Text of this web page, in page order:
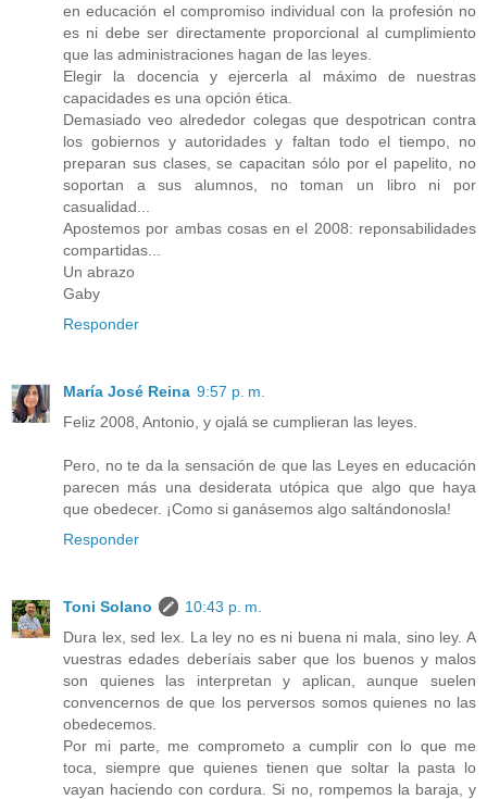
en educación el compromiso individual con la profesión no
es ni debe ser directamente proporcional al cumplimiento
que las administraciones hagan de las leyes.
Elegir la docencia y ejercerla al máximo de nuestras
capacidades es una opción ética.
Demasiado veo alrededor colegas que despotrican contra
los gobiernos y autoridades y faltan todo el tiempo, no
preparan sus clases, se capacitan sólo por el papelito, no
soportan a sus alumnos, no toman un libro ni por
casualidad...
Apostemos por ambas cosas en el 2008: reponsabilidades
compartidas...
Un abrazo
Gaby
Responder
María José Reina 9:57 p. m.
Feliz 2008, Antonio, y ojalá se cumplieran las leyes.
Pero, no te da la sensación de que las Leyes en educación
parecen más una desiderata utópica que algo que haya
que obedecer. ¡Como si ganásemos algo saltándonosla!
Responder
Toni Solano
10:43 p. m.
Dura lex, sed lex. La ley no es ni buena ni mala, sino ley. A
vuestras edades deberíais saber que los buenos y malos
son quienes las interpretan y aplican, aunque suelen
convencernos de que los perversos somos quienes no las
obedecemos.
Por mi parte, me comprometo a cumplir con lo que me
toca, siempre que quienes tienen que soltar la pasta lo
vayan haciendo con cordura. Si no, rompemos la baraja, y